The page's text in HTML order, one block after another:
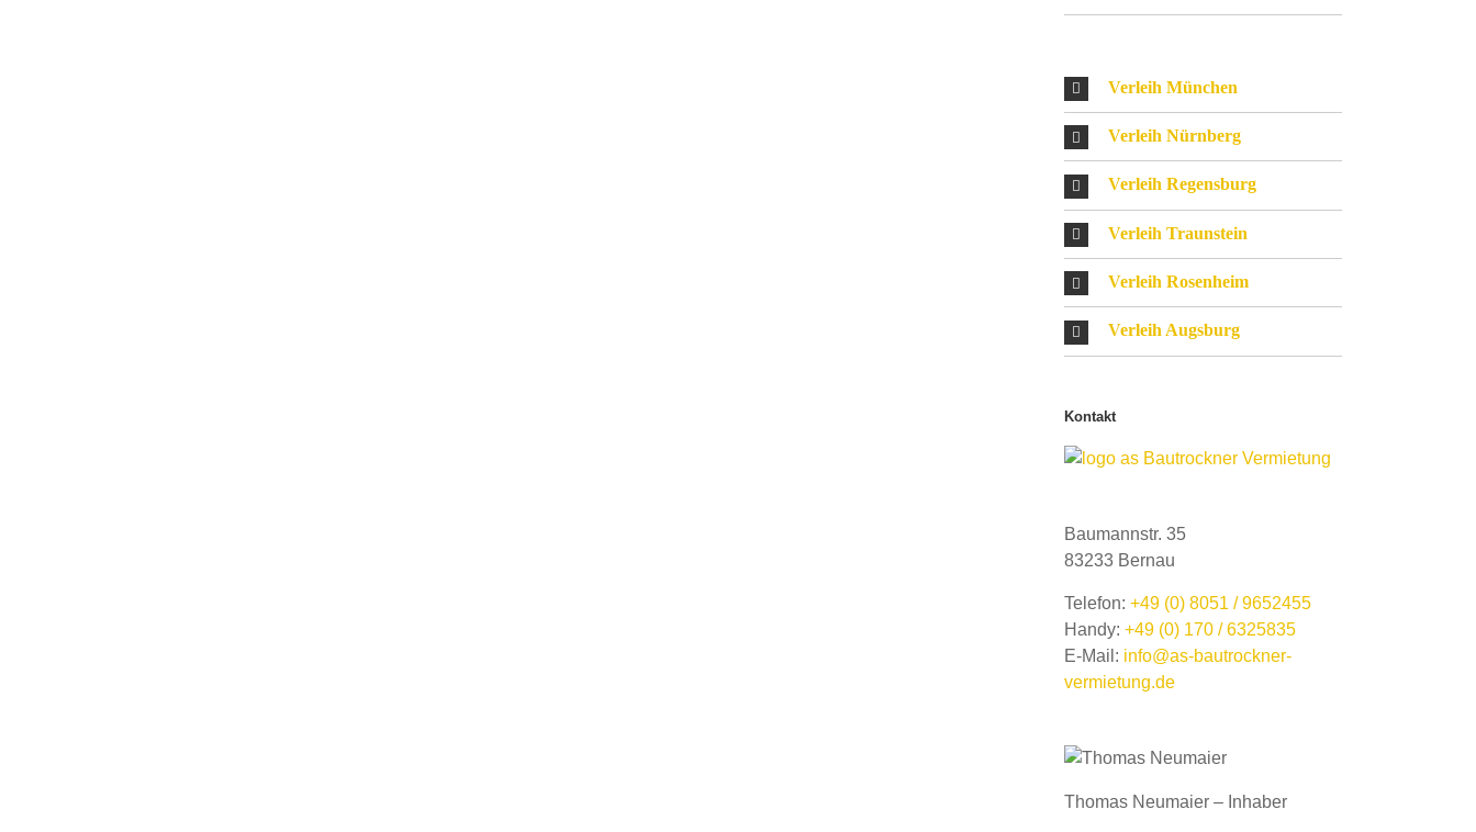
Verleih München
Verleih Nürnberg
Verleih Regensburg
Verleih Traunstein
Verleih Rosenheim
Verleih Augsburg
Kontakt
Baumannstr. 35
83233 Bernau
Telefon: +49 (0) 8051 / 9652455
Handy: +49 (0) 170 / 6325835
E-Mail: info@as-bautrockner-
vermietung.de
Thomas Neumaier – Inhaber